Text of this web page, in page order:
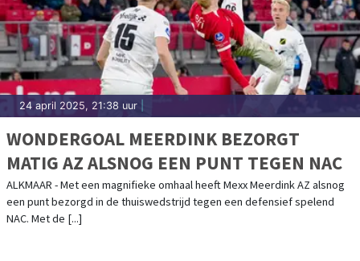
24 april 2025, 21:38 uur
WONDERGOAL MEERDINK BEZORGT
MATIG AZ ALSNOG EEN PUNT TEGEN NAC
ALKMAAR - Met een magnifieke omhaal heeft Mexx Meerdink AZ alsnog
een punt bezorgd in de thuiswedstrijd tegen een defensief spelend
NAC. Met de [...]